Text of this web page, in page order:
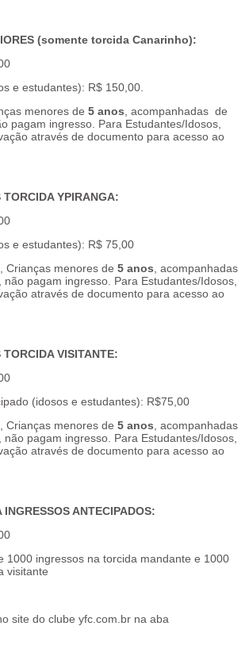
(somente torcida Canarinho):
e estudantes): R$ 150,00.
menores de 5 anos, acompanhadas de
pagam ingresso. Para Estudantes/Idosos,
através de documento para acesso ao
YPIRANGA:
e estudantes): R$ 75,00
Crianças menores de5 anos, acompanhadas
não pagam ingresso. Para Estudantes/Idosos,
através de documento para acesso ao
VISITANTE:
(idosos e estudantes): R$75,00
Crianças menores de 5 anos, acompanhadas
não pagam ingresso. Para Estudantes/Idosos,
através de documento para acesso ao
INGRESSOS ANTECIPADOS:
1000 ingressos na torcida mandante e 1000
visitante
site do clube yfc.com.br na aba